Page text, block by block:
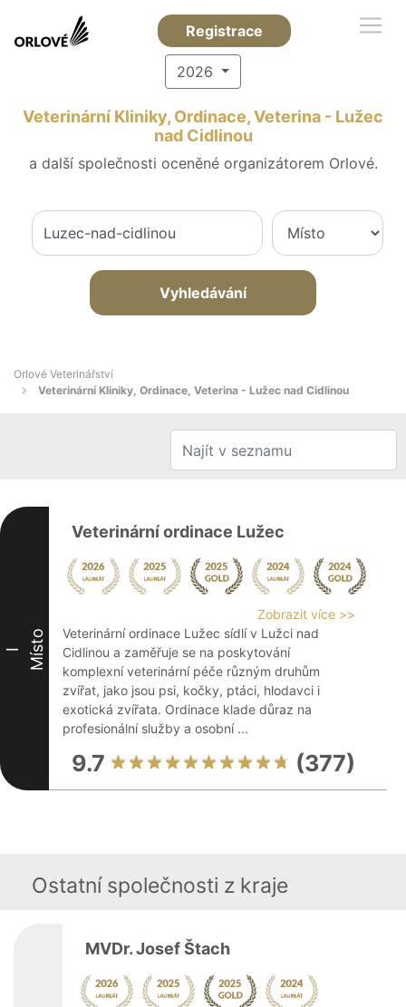
Registrace
2026
Veterinární Kliniky, Ordinace, Veterina - Lužec
nad Cidlinou
a další společnosti oceněné organizátorem Orlové.
Vyhledávání
Orlové Veterinářství
Veterinární Kliniky, Ordinace, Veterina - Lužec nad Cidlinou
I Místo
Veterinární ordinace Lužec
Zobrazit více >>
Veterinární ordinace Lužec sídlí v Lužci nad
Cidlinou a zaměřuje se na poskytování
komplexní veterinární péče různým druhům
zvířat, jako jsou psi, kočky, ptáci, hlodavci i
exotická zvířata. Ordinace klade důraz na
profesionální služby a osobní ...
9.7 (377)
Ostatní společnosti z kraje
MVDr. Josef Štach